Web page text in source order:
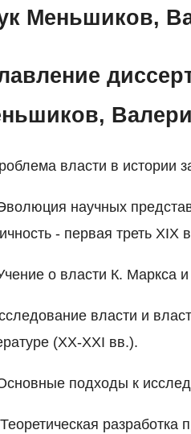
Меньшиков,
власти в истории
научных
- первая треть XIX
о власти К. Маркса
власти и
(XX-XXI вв.).
подходы к